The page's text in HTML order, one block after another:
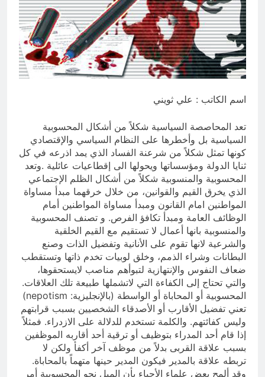
7 ساعات Ago
ازمة العلم العراقي.. ليست ازمة فقدان
الوطنية عند العراقيين.. بل (ازمة فقدان
الوطنية بالعلم نفسه) نركز على فئة
الأغلبية (لا ترفع العلم العراقي) وبنفس
الوقت (تغضب عندما ترى عراقي يرفع علم
اجنبي)
7 ساعات Ago
اسم الكاتب : علي ثويني
تعد المحاصصة السياسية شكلاً من أشكال المحسوبية
السياسية بل وأخطرها على النظام السياسي والإقتصادي
كونها تمثل شكلاً من شرعنة الفساد الذي يمد اذرعه في كل
ثنايا الدولة ومؤسساتها ويحولها الى إقطاعيات عائلية .وتعد
المحسوبية والمنسوبية شكلاً من أشكال الظلم الإجتماعي
الذي يخرق القيم والقوانين، من خلال خرقهما مبدأ مساواة
المواطنين امام القانون ومبدأ مساواة المواطنين أمام
الوظائف العامة ومبدأ تكافؤ الفرص. و تصنف المحسوبية
والمنسوبية بانها أعمال لا تستقيم مع القيم الخلقية
والشرعية لانها تقوم على الأنانية وتفضيل الذات وصنع
البطانات وشراء الذمم، وخلق لوبيات تخدم ذاتها وتستقطب
ضعاف النفوس والإنتهازية لتبوأهم مناصب لايستحقوها،
والتي تحتاج إلى الكفاءة التي لاتشملها طبيعة تلك العلاقات.
المحسوبية أو المحاباة أو الواسطة (بالإنجليزية: nepotism)
تعني تفضيل الأقارب أو الأصدقاء الشخصيين بسبب قرابتهم
وليس كفائتهم. والكلمة تستخدم للدلالة على الازدراء. فمثلاً
إذا قام أحد المدراء بتوظيف أو ترقية أحد أقاربه الموظفين
بسبب علاقة القربى بدلاً من موظف آخر أكفأ ولكن لا
تربطه علاقة بالمدير فيكون المدير حينها متهماً بالمحاباة.
وقد ألمح بعض علماء الأحياء بأن الميل نحو المحسوبية أمر